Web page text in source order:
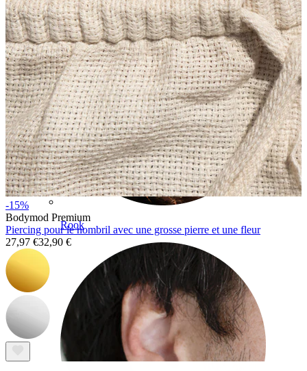
Rook
-15%
Bodymod Premium
Piercing pour le nombril avec une grosse pierre et une fleur
27,97 €32,90 €